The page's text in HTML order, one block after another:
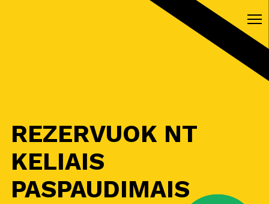
REZERVUOK NT
KELIAIS
PASPAUDIMAIS